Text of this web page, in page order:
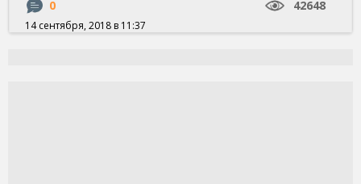
0 42648
14 сентября, 2018 в 11:37